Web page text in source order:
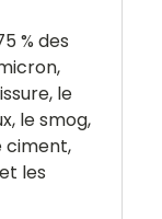
% des
le
le smog,
ciment,
les